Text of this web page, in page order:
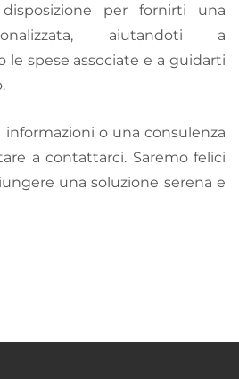
per fornirti una
aiutandoti a
spese associate e a guidarti
o una consulenza
a contattarci. Saremo felici
una soluzione serena e